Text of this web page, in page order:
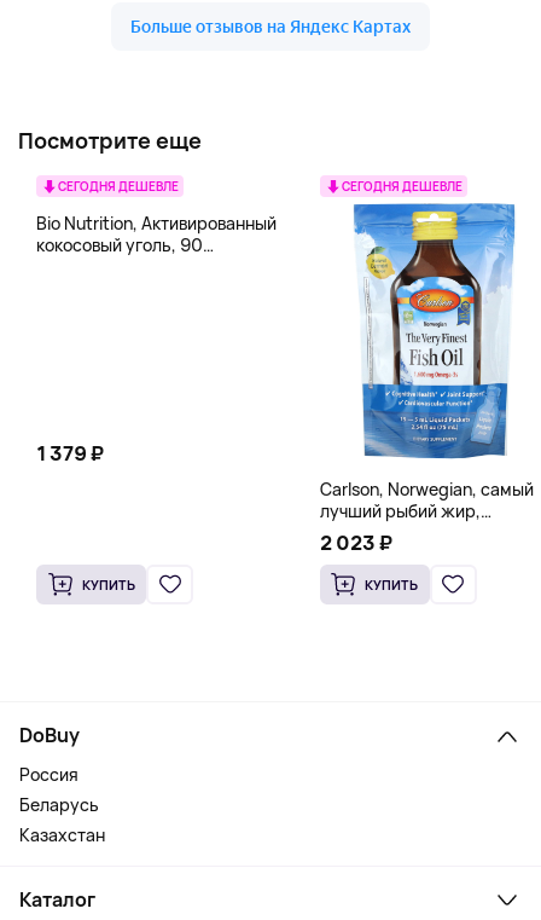
Посмотрите еще
СЕГОДНЯ ДЕШЕВЛЕ
Bio Nutrition, Активированный
кокосовый уголь, 90
1 379 ₽
КУПИТЬ
СЕГОДНЯ ДЕШЕВЛЕ
Carlson, Norwegian, самый
лучший рыбий жир,
натуральный лимон, 15
пакетиков (5 мл) каждый
2 023 ₽
КУПИТЬ
DoBuy
Россия
Беларусь
Казахстан
Каталог